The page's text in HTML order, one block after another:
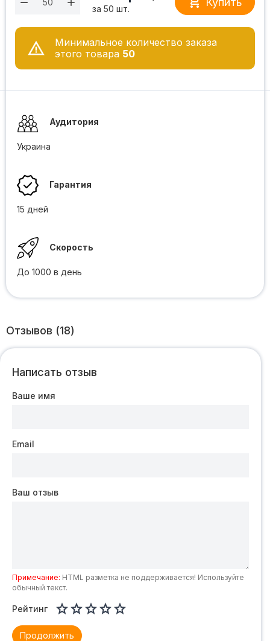
за 50 шт.
Минимальное количество заказа
этого товара 50
Аудитория
Украина
Гарантия
15 дней
Скорость
До 1000 в день
Отзывов (18)
Написать отзыв
Ваше имя
Email
Ваш отзыв
Примечание: HTML разметка не поддерживается! Используйте
обычный текст.
Рейтинг 
Продолжить